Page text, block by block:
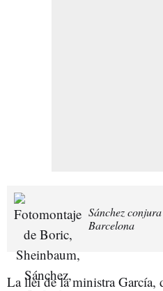
Sánchez
Barcelona
La llei de la ministra García,